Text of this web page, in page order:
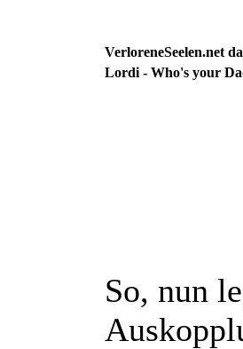
VerloreneSeelen.net
Lordi - Who's your
So, nun